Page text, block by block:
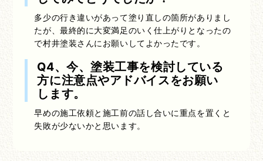
多少の行き違いがあって塗り直しの箇所がありまし
たが、最終的に大変満足のいく仕上がりとなったの
で村井塗装さんにお願いしてよかったです。
Q4、今、塗装工事を検討している
方に注意点やアドバイスをお願い
します。
早めの施工依頼と施工前の話し合いに重点を置くと
失敗が少ないかと思います。